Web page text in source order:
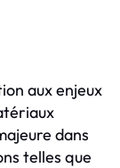
aux enjeux
dans
telles que